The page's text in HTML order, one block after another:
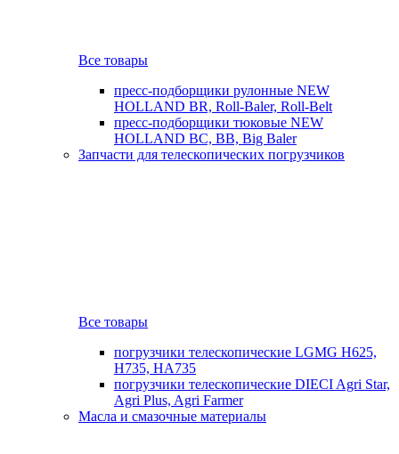
Все товары
пресс-подборщики рулонные NEW
HOLLAND BR, Roll-Baler, Roll-Belt
пресс-подборщики тюковые NEW
HOLLAND BC, BB, Big Baler
Запчасти для телескопических погрузчиков
Все товары
погрузчики телескопические LGMG H625,
H735, HA735
погрузчики телескопические DIECI Agri Star,
Agri Plus, Agri Farmer
Масла и смазочные материалы